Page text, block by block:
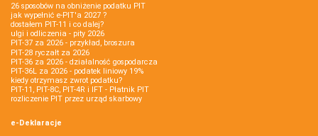
26 sposobów na obniżenie podatku PIT
jak wypełnić e-PIT'a 2027 ?
dostałem PIT-11 i co dalej?
ulgi i odliczenia - pity 2026
PIT-37 za 2026 - przykład, broszura
PIT-28 ryczałt za 2026
PIT-36 za 2026 - działalność gospodarcza
PIT-36L za 2026 - podatek liniowy 19%
kiedy otrzymasz zwrot podatku?
PIT-11, PIT-8C, PIT-4R i IFT - Płatnik PIT
rozliczenie PIT przez urząd skarbowy
e-Deklaracje